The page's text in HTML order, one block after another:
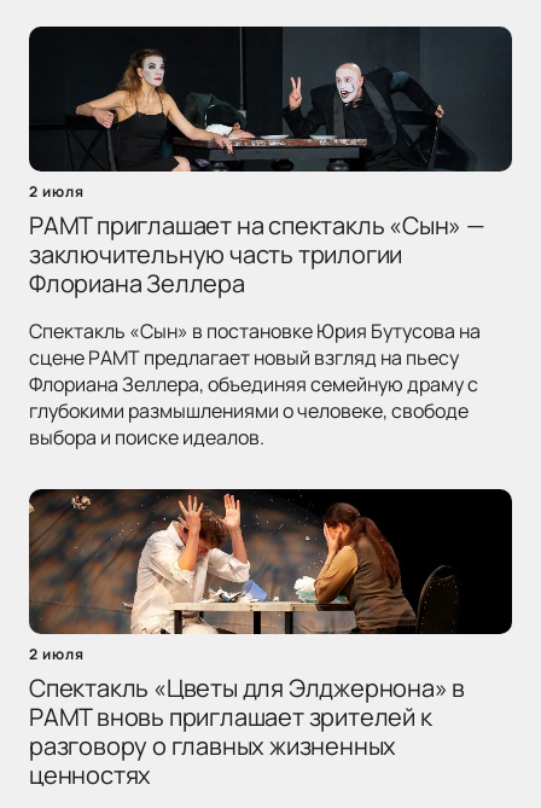
2 июля
РАМТ приглашает на спектакль «Сын» —
заключительную часть трилогии
Флориана Зеллера
Спектакль «Сын» в постановке Юрия Бутусова на
сцене РАМТ предлагает новый взгляд на пьесу
Флориана Зеллера, объединяя семейную драму с
глубокими размышлениями о человеке, свободе
выбора и поиске идеалов.
2 июля
Спектакль «Цветы для Элджернона» в
РАМТ вновь приглашает зрителей к
разговору о главных жизненных
ценностях